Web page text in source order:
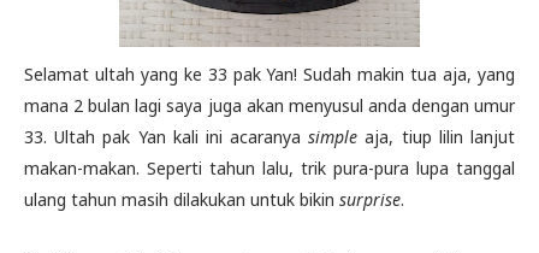
Selamat ultah yang ke 33 pak Yan! Sudah makin tua aja, yang
mana 2 bulan lagi saya juga akan menyusul anda dengan umur
33. Ultah pak Yan kali ini acaranyasimpleaja, tiup lilin lanjut
makan-makan. Seperti tahun lalu, trik pura-pura lupa tanggal
ulang tahun masih dilakukan untuk bikin surprise.